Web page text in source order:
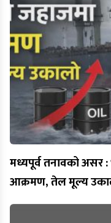
मध्यपूर्व तनावको असर
आक्रमण, तेल मूल्य